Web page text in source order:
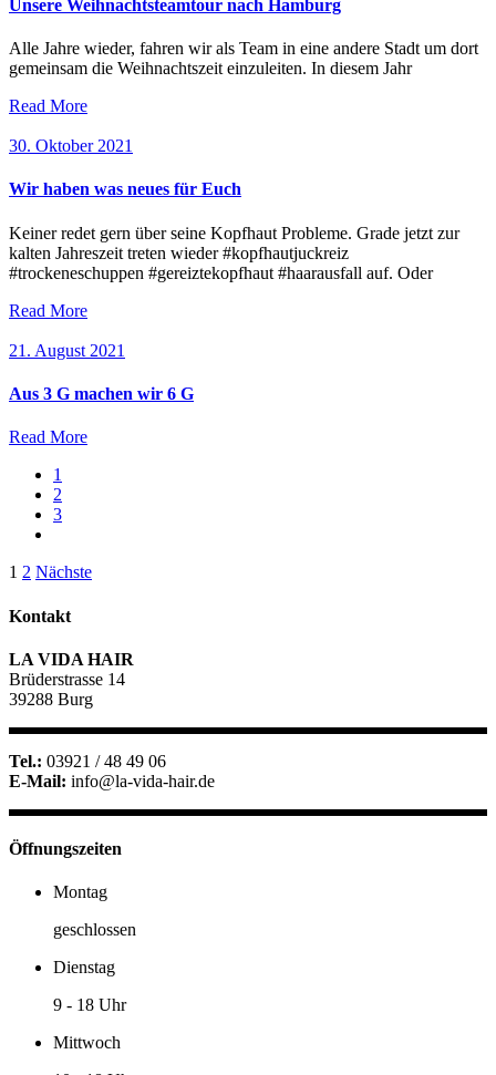
Unsere Weihnachtsteamtour nach Hamburg
Alle Jahre wieder, fahren wir als Team in eine andere Stadt um dort
gemeinsam die Weihnachtszeit einzuleiten. In diesem Jahr
Read More
30. Oktober 2021
Wir haben was neues für Euch
Keiner redet gern über seine Kopfhaut Probleme. Grade jetzt zur
kalten Jahreszeit treten wieder #kopfhautjuckreiz
#trockeneschuppen #gereiztekopfhaut #haarausfall auf. Oder
Read More
21. August 2021
Aus 3 G machen wir 6 G
Read More
1
2
3
Seitennummerierung
der
1 2 Nächste
Kontakt
LA VIDA HAIR
Brüderstrasse 14
39288 Burg
Tel.: 03921 / 48 49 06
E-Mail: info@la-vida-hair.de
Öffnungszeiten
Montag
geschlossen
Dienstag
9 - 18 Uhr
Mittwoch